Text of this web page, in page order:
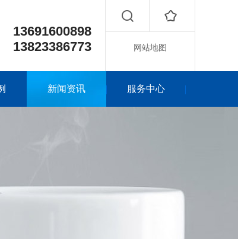
13691600898
13823386773
网站地图
新闻资讯 服务中心